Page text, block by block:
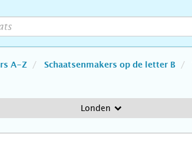
A-Z Schaatsenmakers op de letter B
Londen